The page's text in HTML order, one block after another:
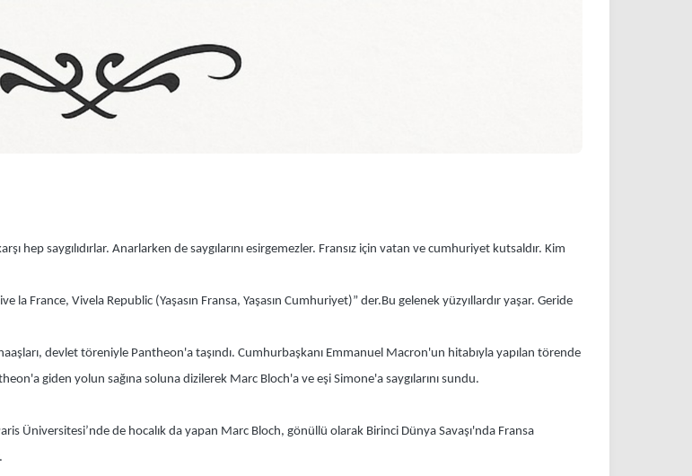
hep saygılıdırlar. Anarlarken de saygılarını esirgemezler. Fransız için vatan ve cumhuriyet kutsaldır. Kim
France, Vivela Republic (Yaşasın Fransa, Yaşasın Cumhuriyet)” der.Bu gelenek yüzyıllardır yaşar. Geride
devlet töreniyle Pantheon'a taşındı. Cumhurbaşkanı Emmanuel Macron'un hitabıyla yapılan törende
giden yolun sağına soluna dizilerek Marc Bloch'a ve eşi Simone'a saygılarını sundu.
Üniversitesi’nde de hocalık da yapan Marc Bloch, gönüllü olarak Birinci Dünya Savaşı'nda Fransa